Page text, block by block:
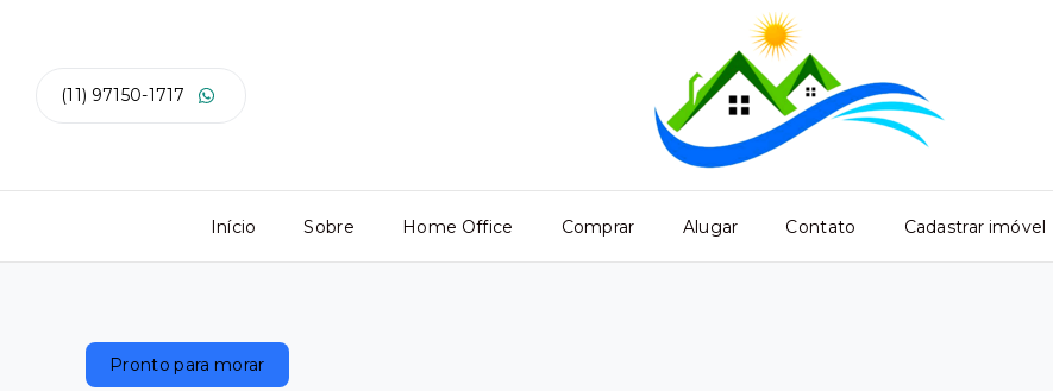
(11) 97150-1717
Início Sobre Home Office Comprar Alugar Contato Cadastrar imóvel
Pronto para morar